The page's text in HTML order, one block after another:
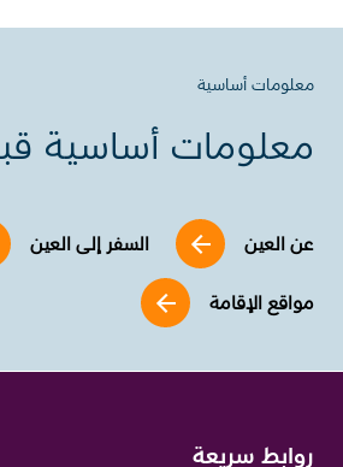
معلومات أساسية
معلومات أساسية
عن العين السفر إلى العين
مواقع الإقامة
روابط سريعة